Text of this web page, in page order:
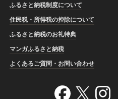
ふるさと納税制度について
住民税・所得税の控除について
ふるさと納税のお礼特典
マンガふるさと納税
よくあるご質問・お問い合わせ